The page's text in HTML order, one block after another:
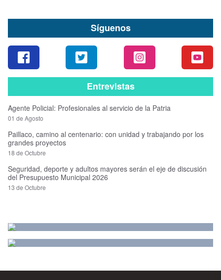
Síguenos
Entrevistas
Agente Policial: Profesionales al servicio de la Patria
01 de Agosto
Paillaco, camino al centenario: con unidad y trabajando por los
grandes proyectos
18 de Octubre
Seguridad, deporte y adultos mayores serán el eje de discusión
del Presupuesto Municipal 2026
13 de Octubre